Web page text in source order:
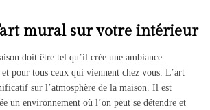
mural sur votre intérieur
doit être tel qu’il crée une ambiance
pour tous ceux qui viennent chez vous. L’art
sur l’atmosphère de la maison. Il est
un environnement où l’on peut se détendre et